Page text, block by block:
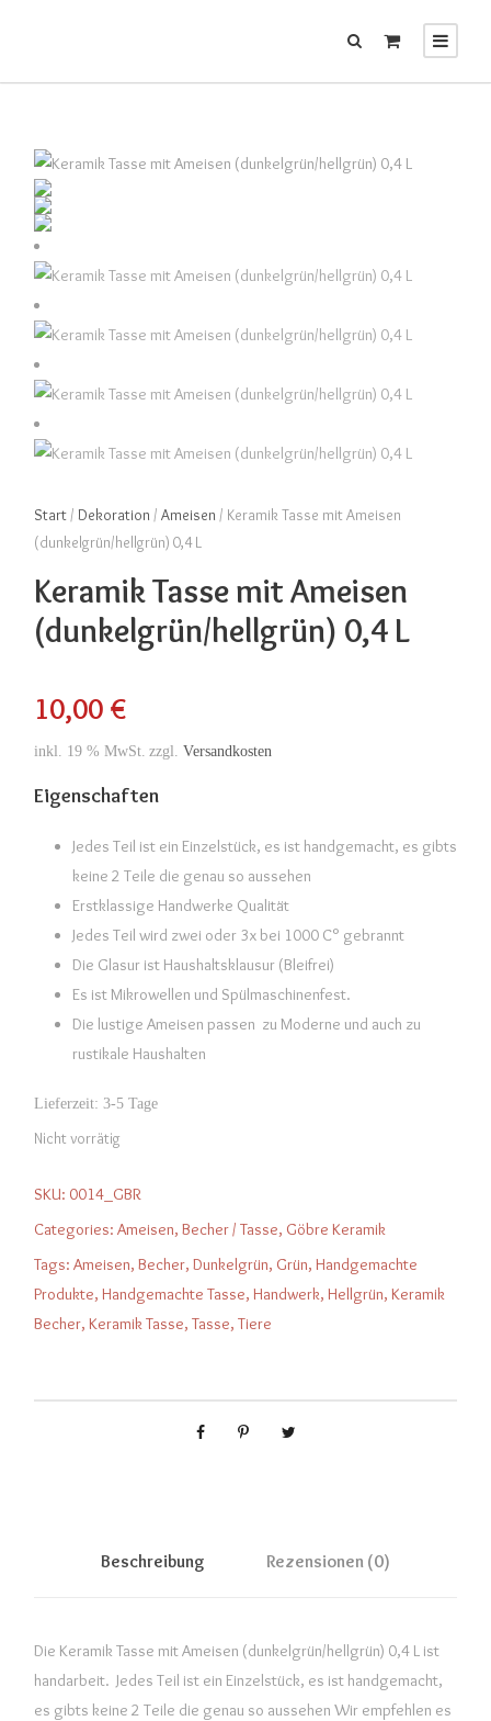
Start/ Dekoration / Ameisen / Keramik Tasse mit Ameisen
(dunkelgrün/hellgrün) 0,4 L
Keramik Tasse mit Ameisen
(dunkelgrün/hellgrün) 0,4 L
10,00 €
inkl. 19 % MwSt. zzgl. Versandkosten
Eigenschaften
Jedes Teil ist ein Einzelstück, es ist handgemacht, es gibts
keine 2 Teile die genau so aussehen
Erstklassige Handwerke Qualität
Jedes Teil wird zwei oder 3x bei 1000 C° gebrannt
Die Glasur ist Haushaltsklausur (Bleifrei)
Es ist Mikrowellen und Spülmaschinenfest.
Die lustige Ameisen passen zu Moderne und auch zu
rustikale Haushalten
Lieferzeit: 3-5 Tage
Nicht vorrätig
SKU: 0014_GBR
Categories: Ameisen, Becher / Tasse, Göbre Keramik
Tags: Ameisen, Becher, Dunkelgrün, Grün, Handgemachte
Produkte, Handgemachte Tasse, Handwerk, Hellgrün, Keramik
Becher, Keramik Tasse, Tasse, Tiere
Beschreibung Rezensionen (0)
Die Keramik Tasse mit Ameisen (dunkelgrün/hellgrün) 0,4 L ist
handarbeit. Jedes Teil ist ein Einzelstück, es ist handgemacht,
es gibts keine 2 Teile die genau so aussehen Wir empfehlen es